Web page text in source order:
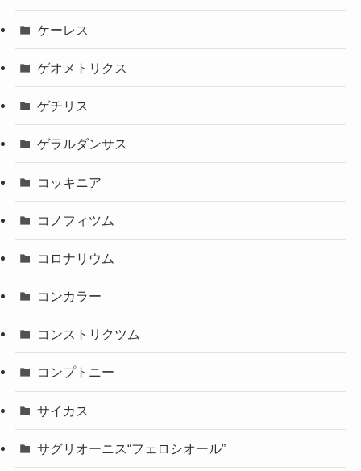
ケーレス
ゲオメトリクス
ゲチリス
ゲラルダンサス
コッキニア
コノフィツム
コロナリウム
コンカラー
コンストリクツム
コンプトニー
サイカス
サグリオーニス“フェロシオール”